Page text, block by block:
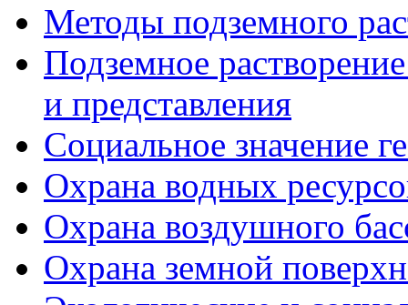
Методы подземного
Подземное
и представления
Социальное значение
Охрана водных
Охрана воздушного
Охрана земной